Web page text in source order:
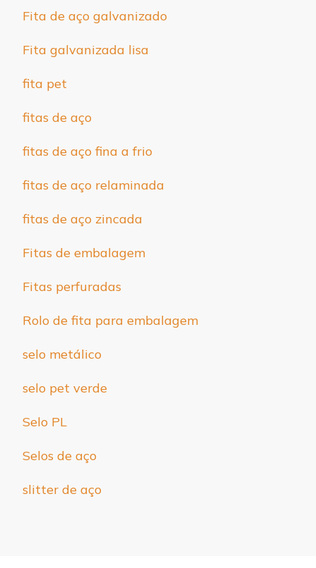
Fita de aço galvanizado
Fita galvanizada lisa
fita pet
fitas de aço
fitas de aço fina a frio
fitas de aço relaminada
fitas de aço zincada
Fitas de embalagem
Fitas perfuradas
Rolo de fita para embalagem
selo metálico
selo pet verde
Selo PL
Selos de aço
slitter de aço